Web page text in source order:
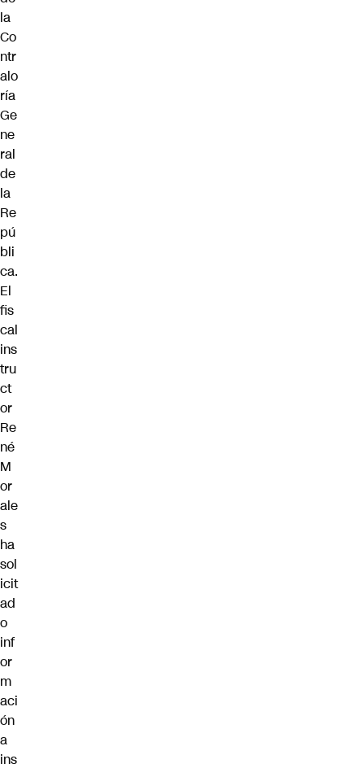
la
Co
ntr
alo
ría
Ge
ne
ral
de
la
Re
pú
bli
ca.
El
fis
cal
ins
tru
ct
or
Re
né
M
or
ale
s
ha
sol
icit
ad
o
inf
or
m
aci
ón
a
ins